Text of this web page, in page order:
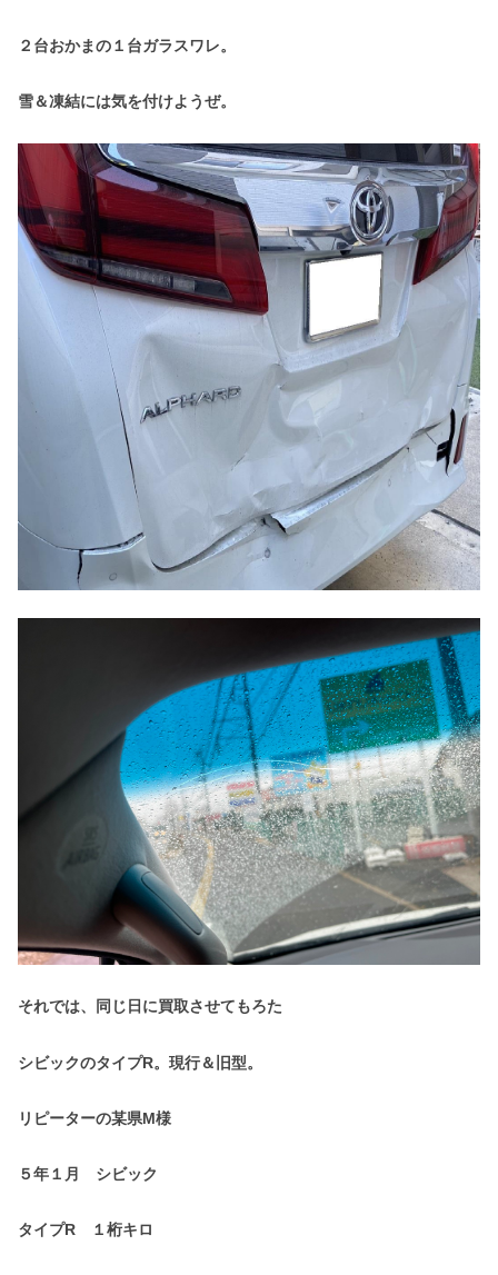
２台おかまの１台ガラスワレ。
雪＆凍結には気を付けようぜ。
それでは、同じ日に買取させてもろた
シビックのタイプR。現行＆旧型。
リピーターの某県M様
５年１月 シビック
タイプR １桁キロ